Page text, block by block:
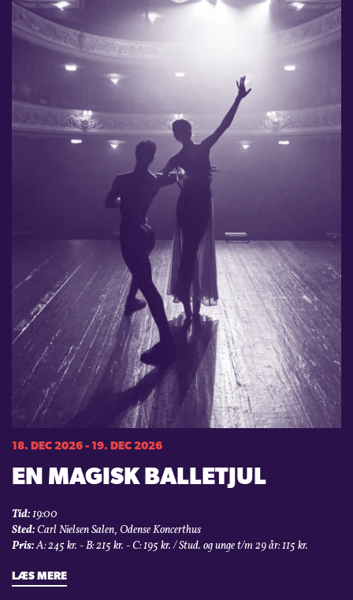
18. DEC 2026 - 19. DEC 2026
EN MAGISK BALLETJUL
Tid:19:00
Sted:Carl Nielsen Salen, Odense Koncerthus
Pris:A: 245 kr. - B: 215 kr. - C: 195 kr. / Stud. og unge t/m 29 år: 115 kr.
LÆS MERE